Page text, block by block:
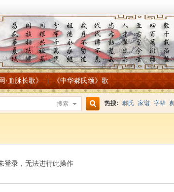
·血脉长歌》 《中华郝氏颂》歌
搜索 热搜: 郝氏 家谱 字辈
登录，无法进行此操作